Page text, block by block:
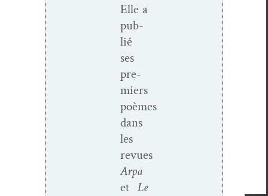
Elle a
pub­
lié
ses
pre­
miers
poèmes
dans
les
revues
Arpa
et Le